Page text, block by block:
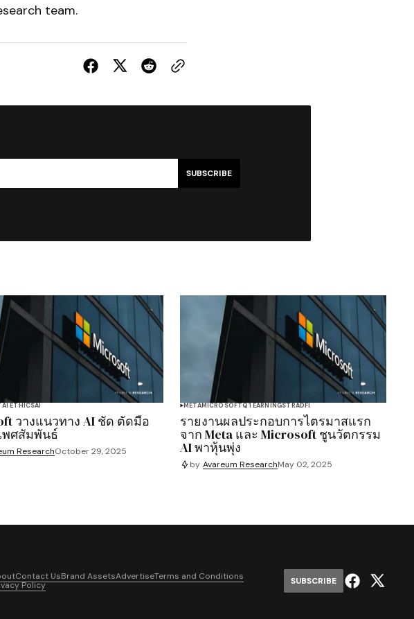
team.
SUBSCRIBE
AI ETHICSAI
วางแนวทาง AI ชัด ตัดมือ
ศสัมพันธ์
ResearchOctober 29, 2025
METAMICROSOFTQ1 EARNINGSTRADFI
รายงานผลประกอบการไตรมาสแรก
จาก Meta และ Microsoft ชูนวัตกรรม
AI พาหุ้นพุ่ง
by Avareum ResearchMay 02, 2025
Contact UsBrand AssetsAdvertiseTerms and Conditions
Policy
SUBSCRIBE